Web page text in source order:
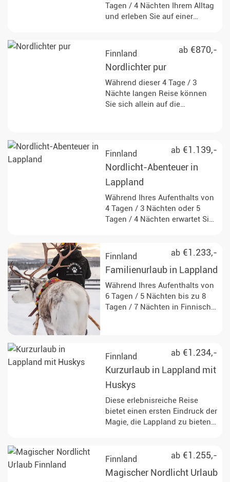
Tagen / 4 Nächten Ihrem Alltag
und erleben Sie auf einer
bieten hat.
ab €870,-
Finnland
Nordlichter pur
Während dieser 4 Tage / 3
Nächte langen Reise können
Sie sich allein auf die
privaten Glas Suite mit eigener
Sauna zu beobachten!
ab €1.139,-
Finnland
Nordlicht-Abenteuer in
Lappland
Während Ihres Aufenthalts von
4 Tagen / 3 Nächten oder 5
Tagen / 4 Nächten erwartet Sie
Genießen Sie aufregende
Aktivitäten wie eine Begegnung
mit Rentieren, eine Nordlicht-
Schneemobiltour und eine
spannende
Hundeschlittenfahrt!
ab €1.233,-
Finnland
Familienurlaub in Lappland
Während Ihres Aufenthalts von
6 Tagen / 5 Nächten bis zu 8
Tagen / 7 Nächten in Finnisch-
von Schneemobilfahren über
eine Huskytour bis hin zum
gemütlichen Abend am
Lagerfeuer.
ab €1.234,-
Finnland
Kurzurlaub in Lappland mit
Huskys
Diese erlebnisreiche Reise
bietet einen ersten Eindruck der
Magie, die Lappland zu bieten
ab €1.255,-
Finnland
Magischer Nordlicht Urlaub